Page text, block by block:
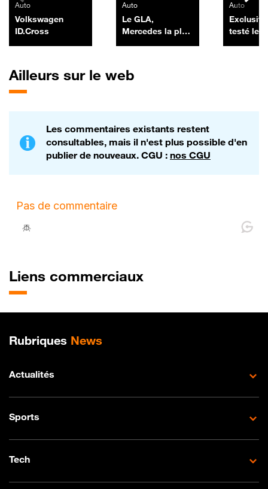
Auto
Volkswagen
ID.Cross
Auto
Le GLA,
Mercedes la plus
Auto
Exclusif :
testé les
Ailleurs sur le web
Les commentaires existants restent
consultables, mais il n'est plus possible d'en
publier de nouveaux. CGU : nos CGU
Liens commerciaux
Plan de site
Rubriques News
Actualités
Sports
Tech